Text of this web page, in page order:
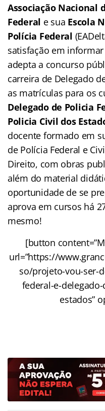
Associação Nacional
Federal e sua Escola
Polícia Federal
satisfação em
adepta a concurso
carreira de Delegado
as matrículas para os
Delegado de Policia
Policia Civil dos
docente formado em
de Polícia Federal e
Direito, com obras
além do material
oportunidade de se
aprova em cursos há
mesmo!
[button
url=”https://
so/projeto-vou-ser-
federal-e-
estados”